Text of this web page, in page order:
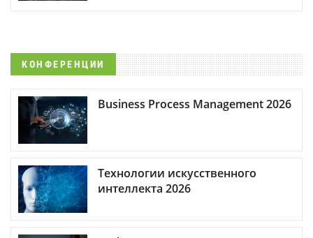
КОНФЕРЕНЦИИ
Business Process Management 2026
Технологии искусственного
интеллекта 2026